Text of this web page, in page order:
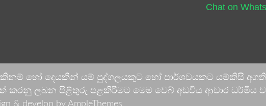
Chat on
කිනම් හෝ දෙයකින් යම් පුද්ගලයකුට හෝ පාර්ශවයකට යම්කිසි
ලබන පිළිතුරු පළකිරීමට මෙම වෙබ් අඩවිය ආචාර ධර්මීය
& develop by AmpleThemes